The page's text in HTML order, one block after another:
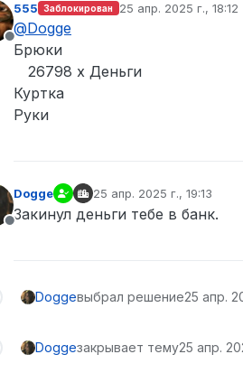
Не в сети
555 Заблокирован 25 апр. 2025 г., 18:12
отредактировано
@Dogge
Брюки
26798 x Деньги
Куртка
Руки
Не в сети
Dogge 25 апр. 2025 г., 19:13
отредактировано
Закинул деньги тебе в банк.
Doggeвыбрал решение25 апр.
Doggeзакрывает тему25 апр.